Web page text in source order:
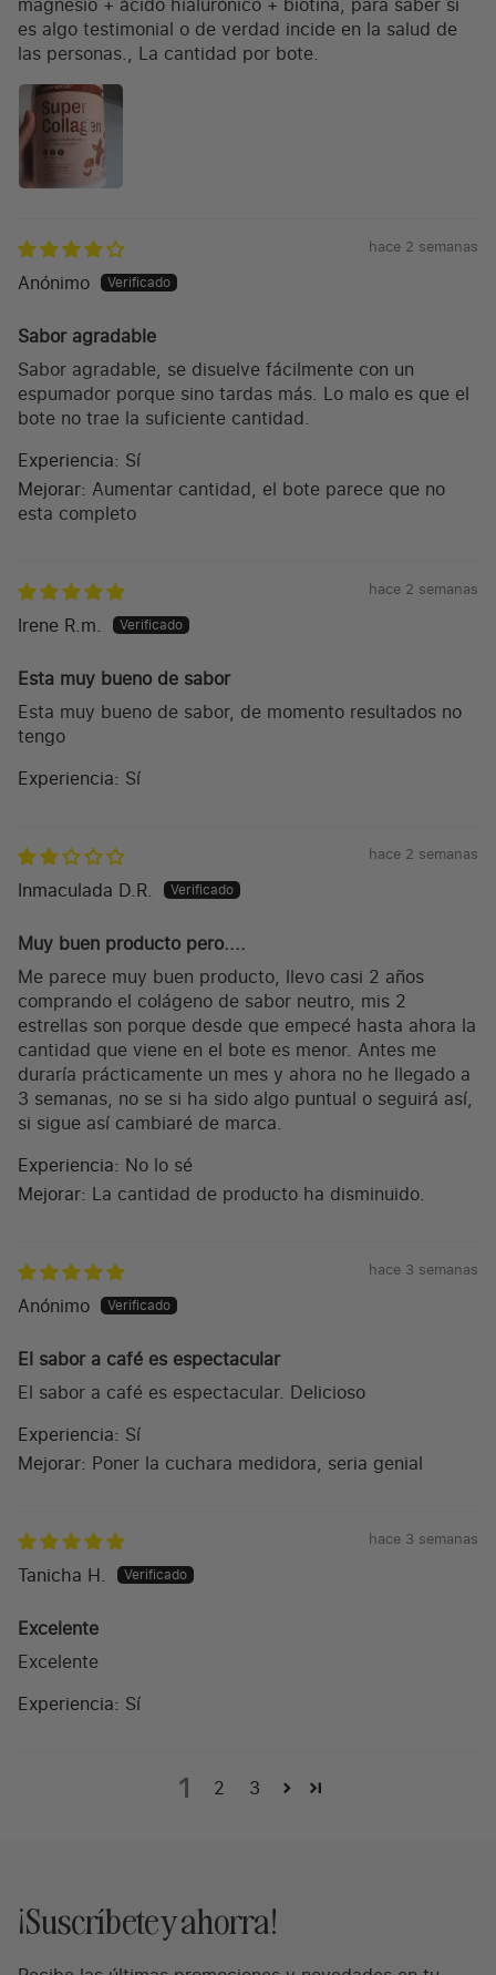
magnesio + ácido hialurónico + biotina, para saber si
es algo testimonial o de verdad incide en la salud de
las personas., La cantidad por bote.
hace 2 semanas
Anónimo
Sabor agradable
Sabor agradable, se disuelve fácilmente con un
espumador porque sino tardas más. Lo malo es que el
bote no trae la suficiente cantidad.
Experiencia: Sí
Mejorar: Aumentar cantidad, el bote parece que no
esta completo
hace 2 semanas
Irene R.m.
Esta muy bueno de sabor
Esta muy bueno de sabor, de momento resultados no
tengo
Experiencia: Sí
hace 2 semanas
Inmaculada D.R.
Muy buen producto pero....
Me parece muy buen producto, llevo casi 2 años
comprando el colágeno de sabor neutro, mis 2
estrellas son porque desde que empecé hasta ahora la
cantidad que viene en el bote es menor. Antes me
duraría prácticamente un mes y ahora no he llegado a
3 semanas, no se si ha sido algo puntual o seguirá así,
si sigue así cambiaré de marca.
Experiencia: No lo sé
Mejorar: La cantidad de producto ha disminuido.
hace 3 semanas
Anónimo
El sabor a café es espectacular
El sabor a café es espectacular. Delicioso
Experiencia: Sí
Mejorar: Poner la cuchara medidora, seria genial
hace 3 semanas
Tanicha H.
Excelente
Excelente
Experiencia: Sí
1 2 3
¡Suscríbete y ahorra!